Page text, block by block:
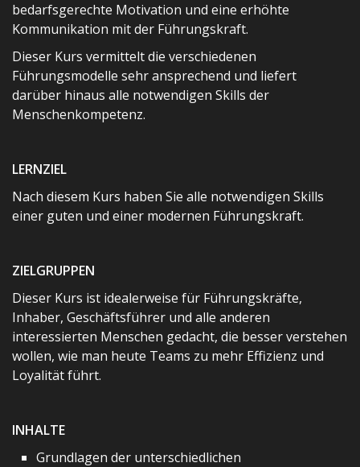
bedarfsgerechte Motivation und eine erhöhte
Kommunikation mit der Führungskraft.
Dieser Kurs vermittelt die verschiedenen
Führungsmodelle sehr ansprechend und liefert
darüber hinaus alle notwendigen Skills der
Menschenkompetenz.
LERNZIEL
Nach diesem Kurs haben Sie alle notwendigen Skills
einer guten und einer modernen Führungskraft.
ZIELGRUPPEN
Dieser Kurs ist idealerweise für Führungskräfte,
Inhaber, Geschäftsführer und alle anderen
interessierten Menschen gedacht, die besser verstehen
wollen, wie man heute Teams zu mehr Effizienz und
Loyalität führt.
INHALTE
Grundlagen der unterschiedlichen